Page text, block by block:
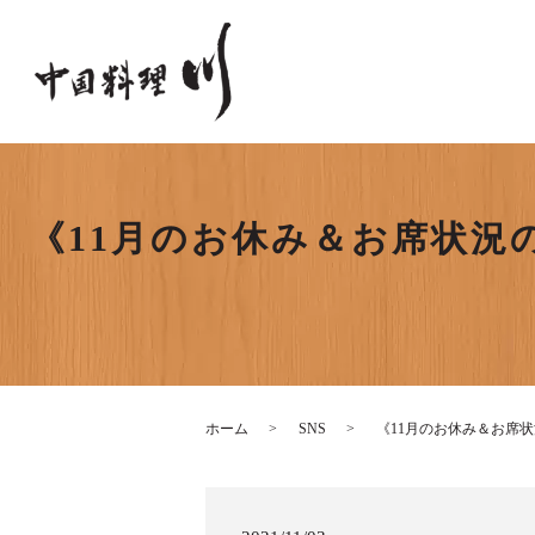
《11月のお休み＆お席状
ホーム SNS 《11月のお休み＆お席